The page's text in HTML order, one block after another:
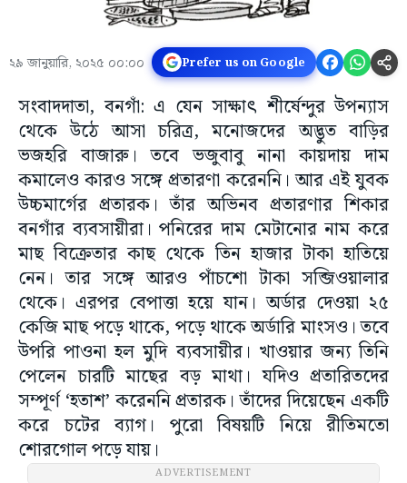
২৯ জানুয়ারি, ২০২৫ ০০:০০ Prefer us on Google
সংবাদদাতা, বনগাঁ: এ যেন সাক্ষাৎ শীর্ষেন্দুর উপন্যাস
থেকে উঠে আসা চরিত্র, মনোজদের অদ্ভুত বাড়ির
ভজহরি বাজারু। তবে ভজুবাবু নানা কায়দায় দাম
কমালেও কারও সঙ্গে প্রতারণা করেননি। আর এই যুবক
উচ্চমার্গের প্রতারক। তাঁর অভিনব প্রতারণার শিকার
বনগাঁর ব্যবসায়ীরা। পনিরের দাম মেটানোর নাম করে
মাছ বিক্রেতার কাছ থেকে তিন হাজার টাকা হাতিয়ে
নেন। তার সঙ্গে আরও পাঁচশো টাকা সব্জিওয়ালার
থেকে। এরপর বেপাত্তা হয়ে যান। অর্ডার দেওয়া ২৫
কেজি মাছ পড়ে থাকে, পড়ে থাকে অর্ডারি মাংসও। তবে
উপরি পাওনা হল মুদি ব্যবসায়ীর। খাওয়ার জন্য তিনি
পেলেন চারটি মাছের বড় মাথা। যদিও প্রতারিতদের
সম্পূর্ণ ‘হতাশ’ করেননি প্রতারক। তাঁদের দিয়েছেন একটি
করে চটের ব্যাগ। পুরো বিষয়টি নিয়ে রীতিমতো
শোরগোল পড়ে যায়।
ADVERTISEMENT